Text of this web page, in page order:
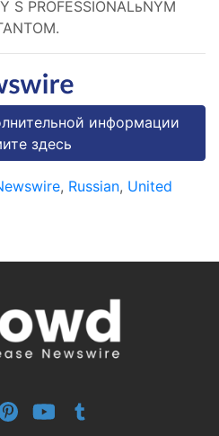
S PROFESSIONALьNYM
информации
здесь
, Russian, United